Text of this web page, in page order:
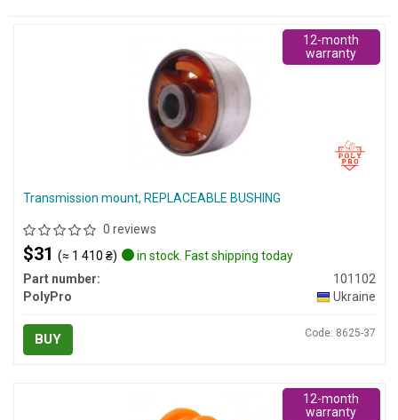
Transmission mount, REPLACEABLE BUSHING
0 reviews
$31 (≈ 1 410 ₴)
in stock. Fast shipping today
Part number:
101102
PolyPro
Ukraine
BUY Code: 8625-37
12-month
warranty
12-month
warranty